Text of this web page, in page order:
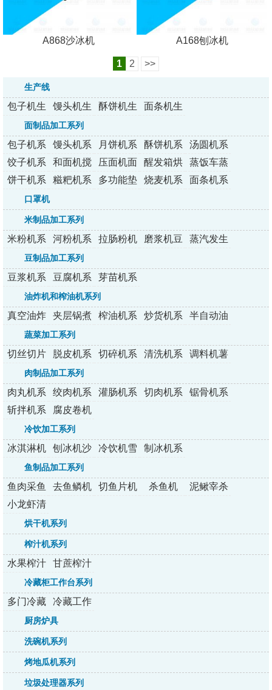
A868沙冰机 A168刨冰机
1 2 >>
生产线
包子机生
产线
馒头机生
产线
酥饼机生
面条机生
面制品加工系列
包子机系
列
馒头机系
列
月饼机系
列
酥饼机系
列
汤圆机系
列
饺子机系
列
和面机搅
拌机
压面机面
条机
醒发箱烘
烤炉
蒸饭车蒸
包炉
饼干机系
列
糍粑机系
多功能垫
烧麦机系
面条机系
口罩机
米制品加工系列
米粉机系
列
河粉机系
列
拉肠粉机
磨浆机豆
蒸汽发生
豆制品加工系列
豆浆机系
列
豆腐机系
列
芽苗机系
油炸机和榨油机系列
真空油炸
机
夹层锅煮
锅
榨油机系
炒货机系
半自动油
蔬菜加工系列
切丝切片
切丁机
脱皮机系
列
切碎机系
清洗机系
调料机薯
肉制品加工系列
肉丸机系
列
绞肉机系
列
灌肠机系
切肉机系
锯骨机系
斩拌机系
列
腐皮卷机
冷饮加工系列
冰淇淋机
系列
刨冰机沙
冰机
冷饮机雪
制冰机系
鱼制品加工系列
鱼肉采鱼
机
去鱼鳞机 切鱼片机 杀鱼机
泥鳅宰杀
小龙虾清
洗机
烘干机系列
榨汁机系列
水果榨汁
机系列
甘蔗榨汁
机系列
冷藏柜工作台系列
多门冷藏
柜系列
冷藏工作
厨房炉具
洗碗机系列
烤地瓜机系列
垃圾处理器系列